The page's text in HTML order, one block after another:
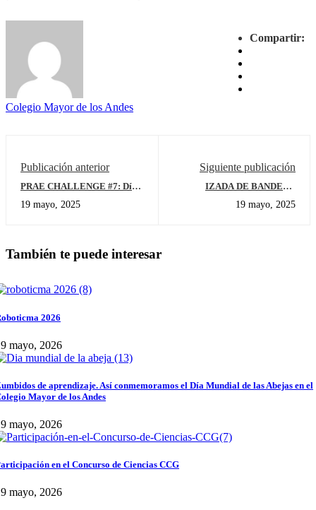
Compartir:
Colegio Mayor de los Andes
Publicación anterior
PRAE CHALLENGE #7: Día
19 mayo, 2025
Siguiente publicación
IZADA DE BANDERA
PREJARDÍN
19 mayo, 2025
También te puede interesar
2026
mayo, 2026
de aprendizaje. Así conmemoramos el Día Mundial de las Abejas en el
Mayor de los Andes
mayo, 2026
en el Concurso de Ciencias CCG
mayo, 2026